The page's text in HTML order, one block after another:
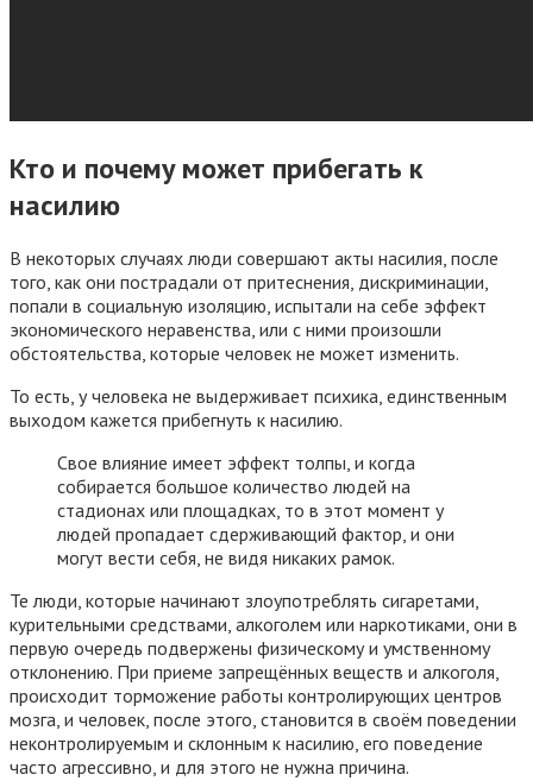
Кто и почему может прибегать к
насилию
В некоторых случаях люди совершают акты насилия, после
того, как они пострадали от притеснения, дискриминации,
попали в социальную изоляцию, испытали на себе эффект
экономического неравенства, или с ними произошли
обстоятельства, которые человек не может изменить.
То есть, у человека не выдерживает психика, единственным
выходом кажется прибегнуть к насилию.
Свое влияние имеет эффект толпы, и когда
собирается большое количество людей на
стадионах или площадках, то в этот момент у
людей пропадает сдерживающий фактор, и они
могут вести себя, не видя никаких рамок.
Те люди, которые начинают злоупотреблять сигаретами,
курительными средствами, алкоголем или наркотиками, они в
первую очередь подвержены физическому и умственному
отклонению. При приеме запрещённых веществ и алкоголя,
происходит торможение работы контролирующих центров
мозга, и человек, после этого, становится в своём поведении
неконтролируемым и склонным к насилию, его поведение
часто агрессивно, и для этого не нужна причина.